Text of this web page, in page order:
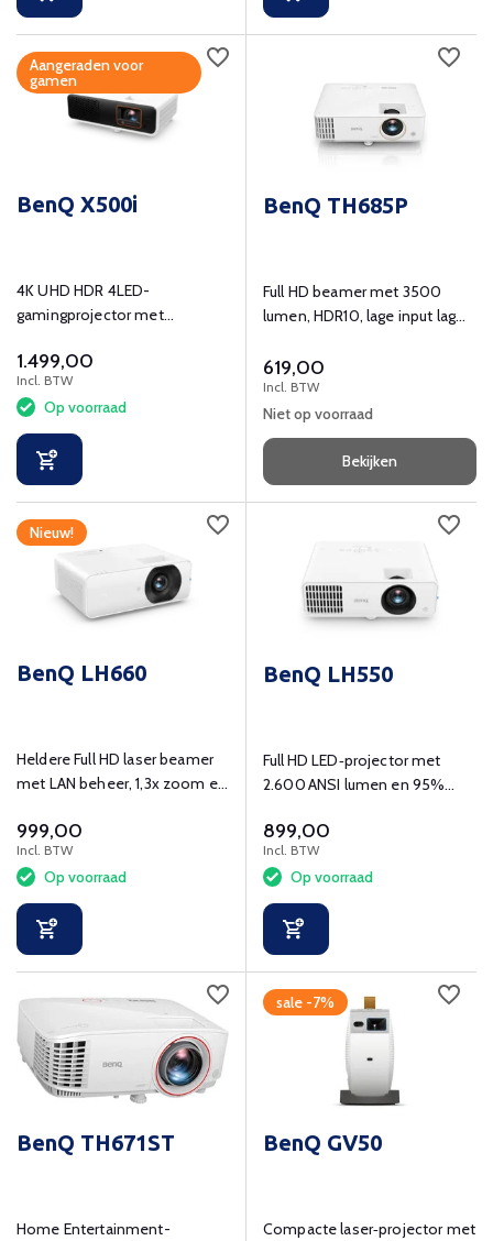
Aangeraden voor
gamen
BenQ X500i
4K UHD HDR 4LED-
gamingprojector met
1.499,00
Incl. BTW
Op voorraad
BenQ TH685P
Full HD beamer met 3500
lumen, HDR10, lage input lag
619,00
Incl. BTW
Niet op voorraad
Bekijken
Nieuw!
BenQ LH660
Heldere Full HD laser beamer
met LAN beheer, 1,3x zoom en
999,00
Incl. BTW
Op voorraad
BenQ LH550
Full HD LED‑projector met
2.600 ANSI lumen en 95%
professionele presentaties.
899,00
Incl. BTW
Op voorraad
BenQ TH671ST
Home Entertainment-
sale -7%
BenQ GV50
Compacte laser‑projector met